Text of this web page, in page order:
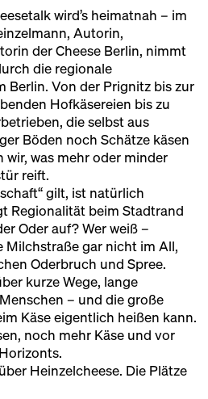
wird’s heimatnah – im
Autorin,
der Cheese Berlin, nimmt
die regionale
Berlin. Von der Prignitz bis zur
Hofkäsereien bis zu
die selbst aus
Böden noch Schätze käsen
was mehr oder minder
reift.
gilt, ist natürlich
Regionalität beim Stadtrand
Oder auf? Wer weiß –
Milchstraße gar nicht im All,
Oderbruch und Spree.
kurze Wege, lange
– und die große
Käse eigentlich heißen kann.
noch mehr Käse und vor
Heinzelcheese. Die Plätze
FERTIG,
LOS!
sind offen – klar. Und
Geschichten und Ideen, die
verborgen bleiben.
wir sie sichtbar.
eine Markthalle? Wer
Wo wird hier Bier
im Keller nach Kuchen –
mal aus?
und vielen kleinen
wir Türen: zu Räumen und
und zu Geschichten. Für
lange kennen – und für alle,